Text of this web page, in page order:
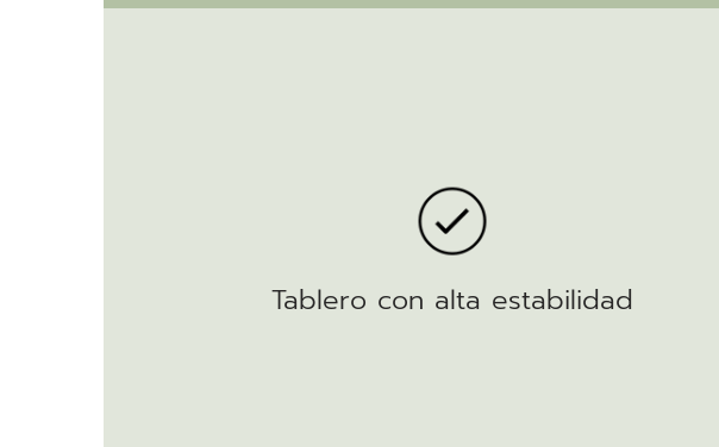
Tablero con alta estabilidad